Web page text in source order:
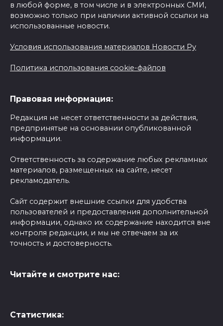
в любой форме, в том числе и в электронных СМИ,
возможно только при наличии активной ссылки на
использованные новости.
Условия использования материалов Новости Ру
Политика использования cookie-файлов
Правовая информация:
Редакция не несет ответственности за действия,
предпринятые на основании опубликованной
информации.
Ответственность за содержание любых рекламных
материалов, размещенных на сайте, несет
рекламодатель.
Сайт содержит внешние ссылки для удобства
пользователей и предоставления дополнительной
информации, однако их содержание находится вне
контроля редакции, и мы не отвечаем за их
точность и достоверность.
Читайте и смотрите нас:
Статистика: